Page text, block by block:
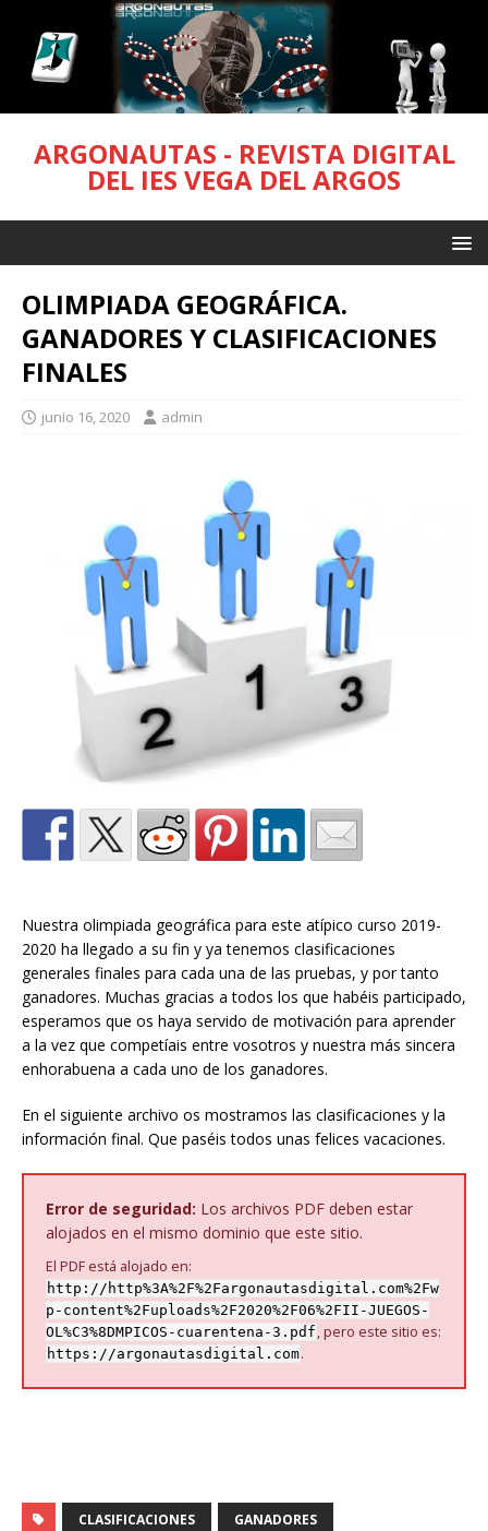
ARGONAUTAS - REVISTA DIGITAL
DEL IES VEGA DEL ARGOS
OLIMPIADA GEOGRÁFICA.
GANADORES Y CLASIFICACIONES
FINALES
junio 16, 2020 admin
Nuestra olimpiada geográfica para este atípico curso 2019-
2020 ha llegado a su fin y ya tenemos clasificaciones
generales finales para cada una de las pruebas, y por tanto
ganadores. Muchas gracias a todos los que habéis participado,
esperamos que os haya servido de motivación para aprender
a la vez que competíais entre vosotros y nuestra más sincera
enhorabuena a cada uno de los ganadores.
En el siguiente archivo os mostramos las clasificaciones y la
información final. Que paséis todos unas felices vacaciones.
Error de seguridad: Los archivos PDF deben estar
alojados en el mismo dominio que este sitio.
El PDF está alojado en:
http://http%3A%2F%2Fargonautasdigital.com%2Fw
p-content%2Fuploads%2F2020%2F06%2FII-JUEGOS-
OL%C3%8DMPICOS-cuarentena-3.pdf , pero este sitio es:
https://argonautasdigital.com.
CLASIFICACIONES GANADORES